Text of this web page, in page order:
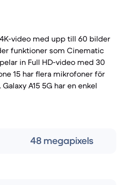
4K-video med upp till 60 bilder
funktioner som Cinematic
in Full HD-video med 30
15 har flera mikrofoner för
A15 5G har en enkel
48 megapixels